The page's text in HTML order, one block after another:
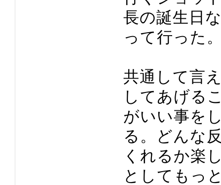
長の誕生日
って行った
共通して言
してあげる
がいい事を
る。どんな
くれるか楽
としてもっ